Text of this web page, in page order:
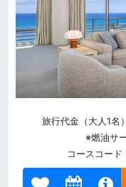
旅行代金（大人1名）
※燃油サ
コースコー